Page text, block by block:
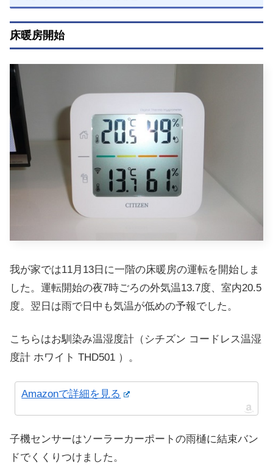
床暖房開始
我が家では11月13日に一階の床暖房の運転を開始しま
した。運転開始の夜7時ごろの外気温13.7度、室内20.5
度。翌日は雨で日中も気温が低めの予報でした。
こちらはお馴染み温湿度計（シチズン コードレス温湿
度計 ホワイト THD501 ）。
Amazonで詳細を見る
子機センサーはソーラーカーポートの雨樋に結束バン
ドでくくりつけました。